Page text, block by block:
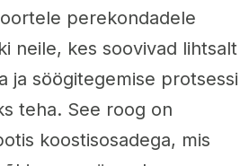
perekondadele
neile, kes soovivad lihtsalt
ja söögitegemise protsessi
teha. See roog on
koostisosadega, mis